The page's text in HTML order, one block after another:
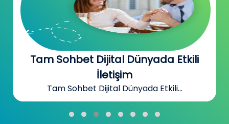
Tam Sohbet Dijital Dünyada Etkili
İletişim
Tam Sohbet Dijital Dünyada Etkili...